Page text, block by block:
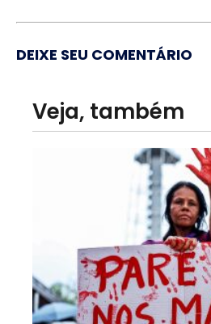
DEIXE SEU COMENTÁRIO
Veja, também